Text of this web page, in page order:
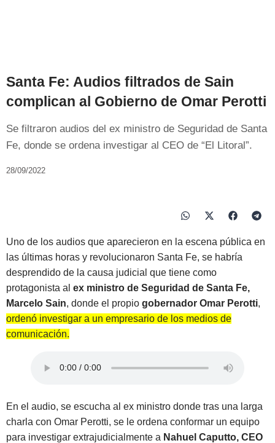
Santa Fe: Audios filtrados de Sain
complican al Gobierno de Omar Perotti
Se filtraron audios del ex ministro de Seguridad de Santa
Fe, donde se ordena investigar al CEO de “El Litoral”.
28/09/2022
Uno de los audios que aparecieron en la escena pública en
las últimas horas y revolucionaron Santa Fe, se habría
desprendido de la causa judicial que tiene como
protagonista al ex ministro de Seguridad de Santa Fe,
Marcelo Sain, donde el propio gobernador Omar Perotti,
ordenó investigar a un empresario de los medios de
comunicación.
En el audio, se escucha al ex ministro donde tras una larga
charla con Omar Perotti, se le ordena conformar un equipo
para investigar extrajudicialmente a Nahuel Caputto, CEO